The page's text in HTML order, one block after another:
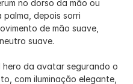
no dorso da mão ou
depois sorri
de mão suave,
suave.
hero da avatar segurando o
com iluminação elegante,